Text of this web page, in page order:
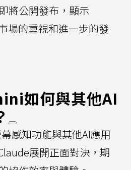
將公開發布，顯示
場的重視和進一步的發
如何與其他AI
感知功能與其他AI應用
展開正面對決，期